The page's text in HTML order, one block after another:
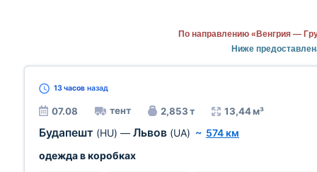
По направлению «Венгрия —
Ниже
13 часов назад
07.08 тент 2,853 т 13,44 м³
Будапешт (HU) — Львов (UA) ~ 574 км
одежда в коробках